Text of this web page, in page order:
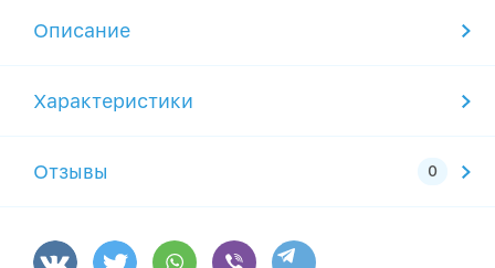
Описание
Характеристики
Отзывы